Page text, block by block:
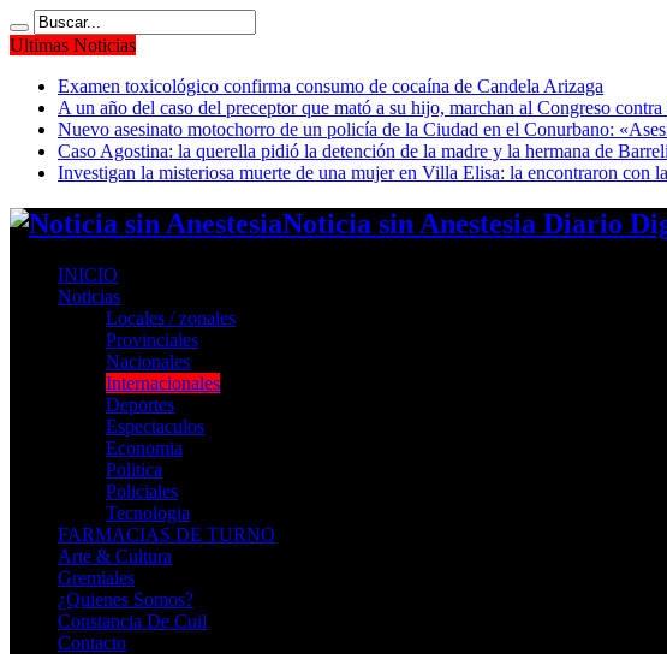
Ultimas Noticias
Examen toxicológico confirma consumo de cocaína de Candela Arizaga
A un año del caso del preceptor que mató a su hijo, marchan al Congreso
Nuevo asesinato motochorro de un policía de la Ciudad en el Conurbano:
Caso Agostina: la querella pidió la detención de la madre y la hermana de
Investigan la misteriosa muerte de una mujer en Villa Elisa: la encontraron con
Noticia sin Anestesia Diario
INICIO
Noticias
Locales / zonales
Provinciales
Nacionales
Internacionales
Deportes
Espectaculos
Economia
Politica
Policiales
Tecnologia
FARMACIAS DE TURNO
Arte & Cultura
Gremiales
¿Quienes Somos?
Constancia De Cuil
Contacto